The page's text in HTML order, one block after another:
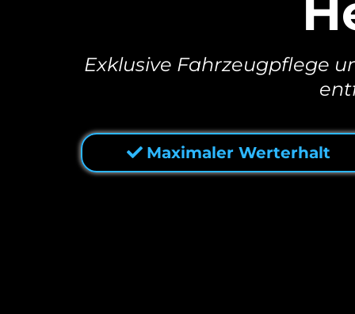
Exklusive Fahrzeugpflege
Maximaler Werterhalt